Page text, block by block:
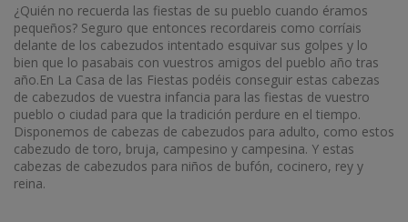
¿Quién no recuerda las fiestas de su pueblo cuando éramos
pequeños? Seguro que entonces recordareis como corríais
delante de los cabezudos intentado esquivar sus golpes y lo
bien que lo pasabais con vuestros amigos del pueblo año tras
año.En La Casa de las Fiestas podéis conseguir estas cabezas
de cabezudos de vuestra infancia para las fiestas de vuestro
pueblo o ciudad para que la tradición perdure en el tiempo.
Disponemos de cabezas de cabezudos para adulto, como estos
cabezudo de toro, bruja, campesino y campesina. Y estas
cabezas de cabezudos para niños de bufón, cocinero, rey y
reina.